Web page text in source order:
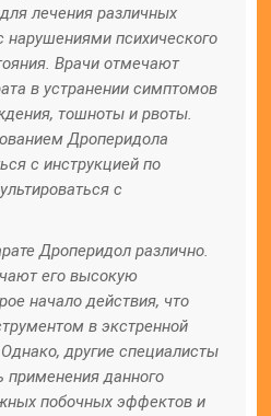
лечения различных
нарушениями психического
Врачи отмечают
в устранении симптомов
тошноты и рвоты.
Дроперидола
с инструкцией по
с
Дроперидол различно.
его высокую
начало действия, что
в экстренной
другие специалисты
применения данного
побочных эффектов и